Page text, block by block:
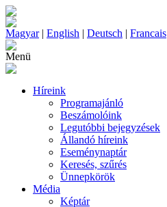
Magyar| English | Deutsch | Francais
Menü
Híreink
Programajánló
Beszámolóink
Legutóbbi bejegyzések
Állandó híreink
Eseménynaptár
Keresés, szűrés
Ünnepkörök
Média
Képtár